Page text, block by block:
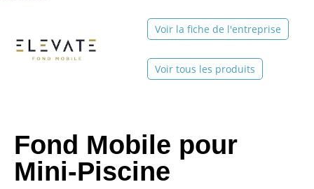
Voir la fiche de l'entreprise
Voir tous les produits
Fond Mobile pour
Mini-Piscine